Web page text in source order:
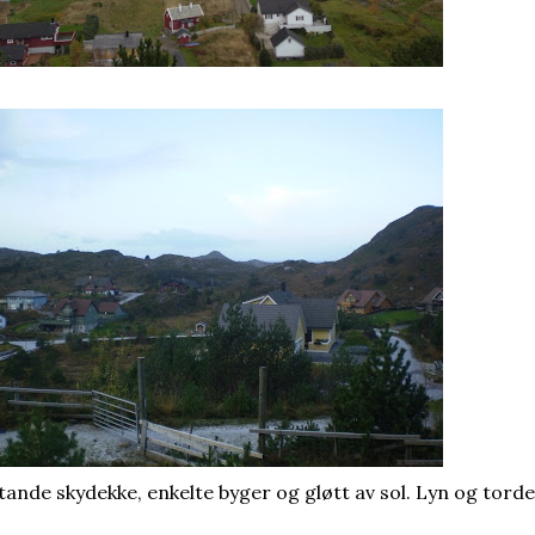
skydekke, enkelte byger og gløtt av sol. Lyn og